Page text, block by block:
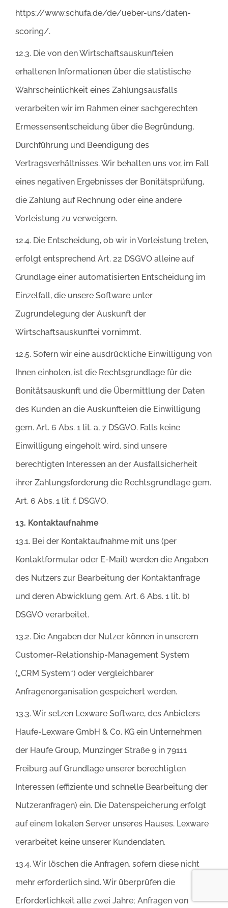
https://www.schufa.de/de/ueber-uns/daten-
scoring/.
12.3. Die von den Wirtschaftsauskunfteien
erhaltenen Informationen über die statistische
Wahrscheinlichkeit eines Zahlungsausfalls
verarbeiten wir im Rahmen einer sachgerechten
Ermessensentscheidung über die Begründung,
Durchführung und Beendigung des
Vertragsverhältnisses. Wir behalten uns vor, im Fall
eines negativen Ergebnisses der Bonitätsprüfung,
die Zahlung auf Rechnung oder eine andere
Vorleistung zu verweigern.
12.4. Die Entscheidung, ob wir in Vorleistung treten,
erfolgt entsprechend Art. 22 DSGVO alleine auf
Grundlage einer automatisierten Entscheidung im
Einzelfall, die unsere Software unter
Zugrundelegung der Auskunft der
Wirtschaftsauskunftei vornimmt.
12.5. Sofern wir eine ausdrückliche Einwilligung von
Ihnen einholen, ist die Rechtsgrundlage für die
Bonitätsauskunft und die Übermittlung der Daten
des Kunden an die Auskunfteien die Einwilligung
gem. Art. 6 Abs. 1 lit. a, 7 DSGVO. Falls keine
Einwilligung eingeholt wird, sind unsere
berechtigten Interessen an der Ausfallsicherheit
ihrer Zahlungsforderung die Rechtsgrundlage gem.
Art. 6 Abs. 1 lit. f. DSGVO.
13. Kontaktaufnahme
13.1. Bei der Kontaktaufnahme mit uns (per
Kontaktformular oder E-Mail) werden die Angaben
des Nutzers zur Bearbeitung der Kontaktanfrage
und deren Abwicklung gem. Art. 6 Abs. 1 lit. b)
DSGVO verarbeitet.
13.2. Die Angaben der Nutzer können in unserem
Customer-Relationship-Management System
(„CRM System“) oder vergleichbarer
Anfragenorganisation gespeichert werden.
13.3. Wir setzen Lexware Software, des Anbieters
Haufe-Lexware GmbH & Co. KG ein Unternehmen
der Haufe Group, Munzinger Straße 9 in 79111
Freiburg auf Grundlage unserer berechtigten
Interessen (effiziente und schnelle Bearbeitung der
Nutzeranfragen) ein. Die Datenspeicherung erfolgt
auf einem lokalen Server unseres Hauses. Lexware
verarbeitet keine unserer Kundendaten.
13.4. Wir löschen die Anfragen, sofern diese nicht
mehr erforderlich sind. Wir überprüfen die
Erforderlichkeit alle zwei Jahre; Anfragen von